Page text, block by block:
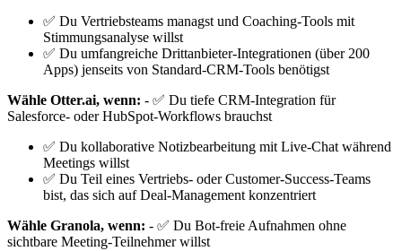
✅ Du Vertriebsteams managst und Coaching-Tools mit
Stimmungsanalyse willst
✅ Du umfangreiche Drittanbieter-Integrationen (über 200
Apps) jenseits von Standard-CRM-Tools benötigst
Wähle Otter.ai, wenn: - ✅ Du tiefe CRM-Integration für
Salesforce- oder HubSpot-Workflows brauchst
✅ Du kollaborative Notizbearbeitung mit Live-Chat während
Meetings willst
✅ Du Teil eines Vertriebs- oder Customer-Success-Teams
bist, das sich auf Deal-Management konzentriert
Wähle Granola, wenn: - ✅ Du Bot-freie Aufnahmen ohne
sichtbare Meeting-Teilnehmer willst